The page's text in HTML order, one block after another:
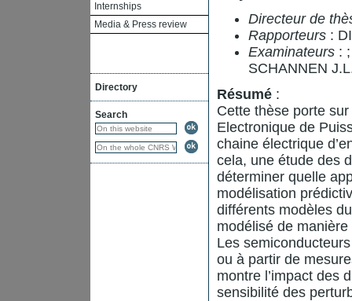
Internships
Media & Press review
Directory
Search
Directeur de
Rapporteurs :
Examinateurs :
SCHANNEN
Résumé :
Cette thèse porte
Electronique de
chaine électrique
cela, une étude des
déterminer quelle
modélisation
différents modèles
modélisé de
Les
ou à partir de
montre l’impact des
sensibilité des